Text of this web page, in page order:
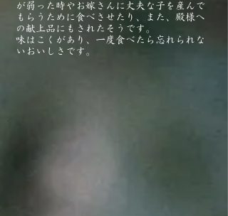
が弱った時やお嫁さんに丈夫な子を産んで
もらうために食べさせたり、また、殿様へ
の献上品にもされたそうです。
味はこくがあり、一度食べたら忘れられな
いおいしさです。